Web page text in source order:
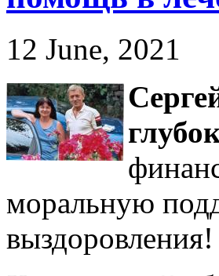
12 June, 2021
моральную